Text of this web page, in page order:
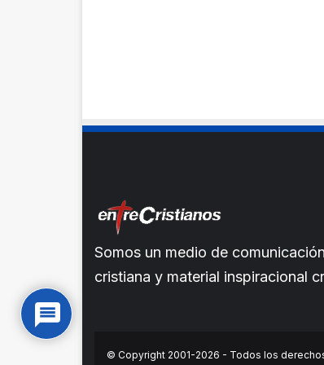
Somos un medio de
cristiana y material inspiracional
© Copyright 2001-2026 - Todos los